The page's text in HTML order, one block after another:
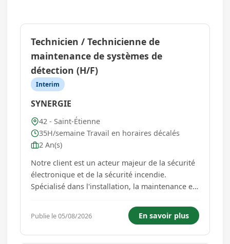
Technicien / Technicienne de
maintenance de systèmes de
détection (H/F)
Interim
SYNERGIE
42 - Saint-Étienne
35H/semaine Travail en horaires décalés
2 An(s)
Notre client est un acteur majeur de la sécurité
électronique et de la sécurité incendie.
Spécialisé dans l'installation, la maintenance et
incendie, d'intrusion, de contrôle d'accès et de
vidéosurveillance, il accompagne depuis de
nombreuses année...
Publie le 05/08/2026 En savoir plus